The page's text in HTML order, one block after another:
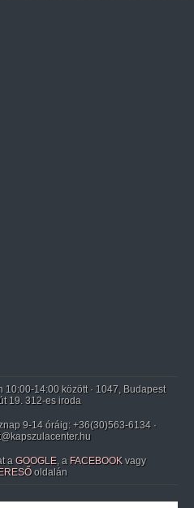
14:00 között · 1047, Budapest
19. 312-es iroda
9-14 óráig: +36(30)563-6134 ·
a GOOGLE, a FACEBOOK vagy
oldalán